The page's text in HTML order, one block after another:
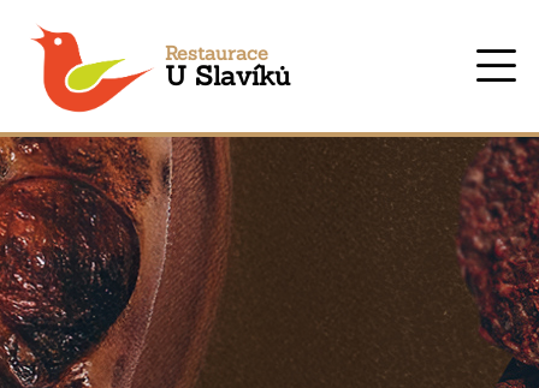
Restaurace
U Slavíků